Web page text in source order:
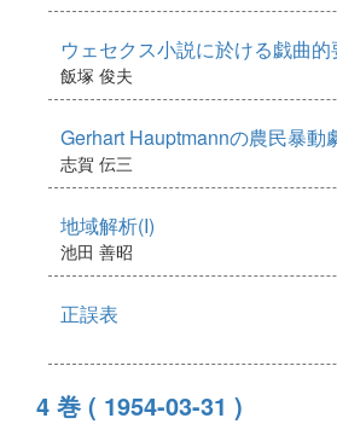
ウェセクス小説に於ける戯曲的
飯塚 俊夫
Gerhart Hauptmannの農民暴
志賀 伝三
地域解析(I)
池田 善昭
正誤表
4 巻 ( 1954-03-31 )